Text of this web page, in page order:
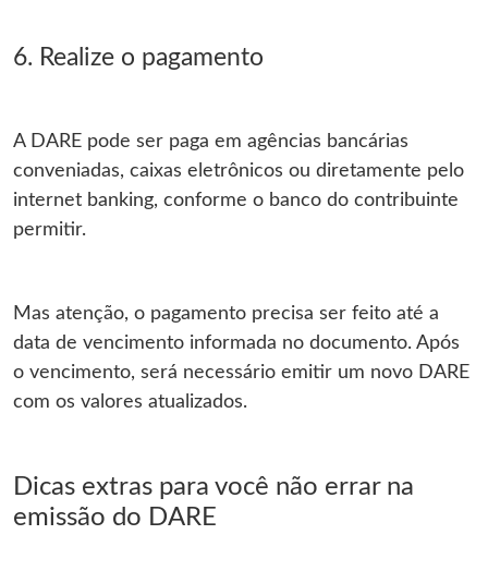
6. Realize o pagamento
A DARE pode ser paga em agências bancárias
conveniadas, caixas eletrônicos ou diretamente pelo
internet banking, conforme o banco do contribuinte
permitir.
Mas atenção, o pagamento precisa ser feito até a
data de vencimento informada no documento. Após
o vencimento, será necessário emitir um novo DARE
com os valores atualizados.
Dicas extras para você não errar na
emissão do DARE